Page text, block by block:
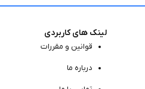
لینک های کاربردی
قوانین و مقررات
درباره ما